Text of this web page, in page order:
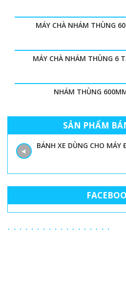
MÁY CHÀ NHÁM THÙNG
MÁY CHÀ NHÁM THÙNG 6
NHÁM THÙNG
SẢN PHẨM
BÁNH XE DÙNG CHO MÁY
◄